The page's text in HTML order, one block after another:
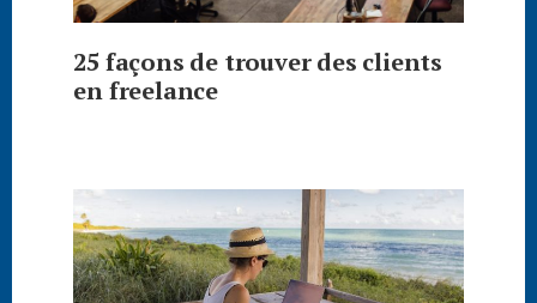
25 façons de trouver des clients
en freelance